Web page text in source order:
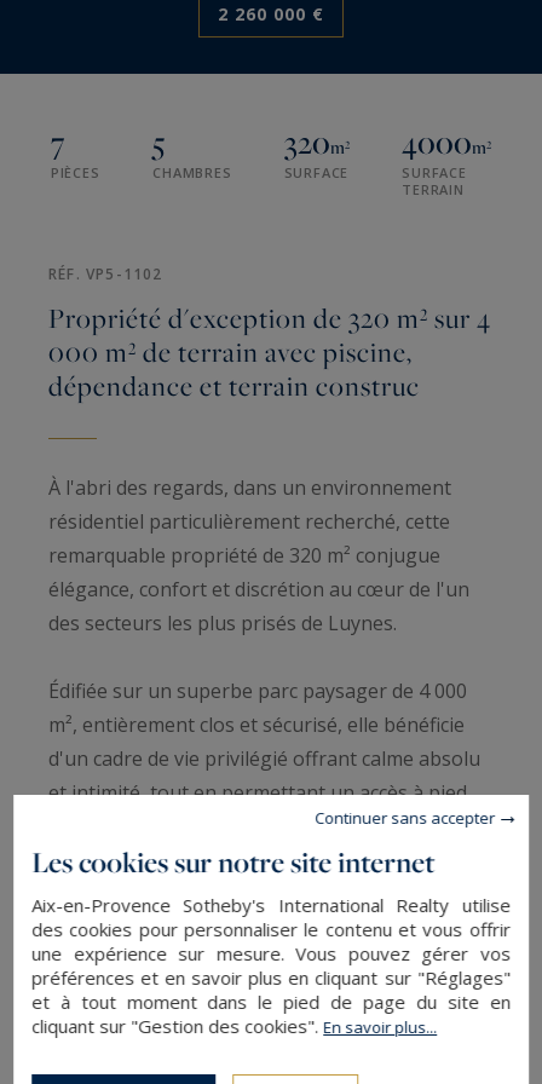
2 260 000 €
7
PIÈCES
5
CHAMBRES
320m²
SURFACE
4000m²
SURFACE
TERRAIN
RÉF. VP5-1102
Propriété d'exception de 320 m² sur 4
000 m² de terrain avec piscine,
dépendance et terrain construc
À l'abri des regards, dans un environnement
résidentiel particulièrement recherché, cette
remarquable propriété de 320 m² conjugue
élégance, confort et discrétion au cœur de l'un
des secteurs les plus prisés de Luynes.
Édifiée sur un superbe parc paysager de 4 000
m², entièrement clos et sécurisé, elle bénéficie
d'un cadre de vie privilégié offrant calme absolu
et intimité, tout en permettant un accès à pied
aux commerces, écoles et commodités du centre
de Luynes.
Dès l'entrée, les volumes généreux et la
luminosité omniprésente séduisent
immédiatement. Le vaste hall avec rangements
distribue de belles pièces de réception aux
Les cookies sur notre site internet
Aix-en-Provence Sotheby's International Realty utilise
des cookies pour personnaliser le contenu et vous offrir
une expérience sur mesure. Vous pouvez gérer vos
préférences et en savoir plus en cliquant sur "Réglages"
et à tout moment dans le pied de page du site en
cliquant sur "Gestion des cookies".En savoir plus...
Continuer sans accepter